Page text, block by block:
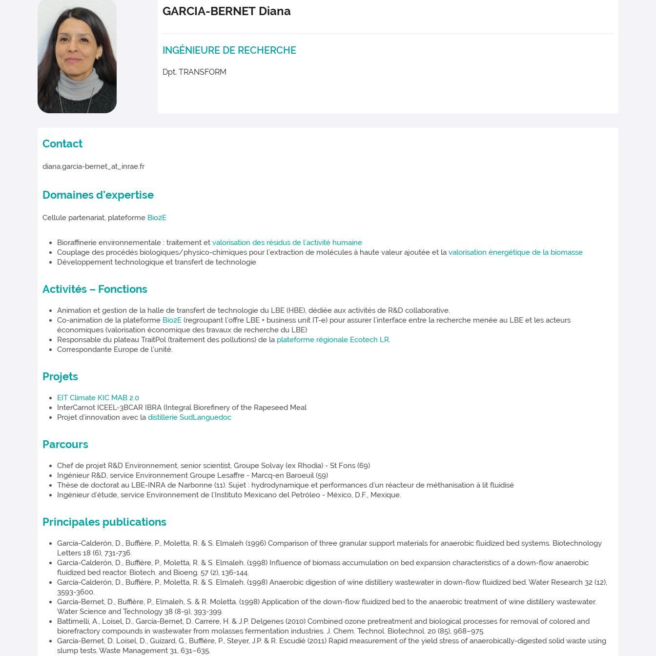
GARCIA-BERNET Diana
INGÉNIEURE DE RECHERCHE
Dpt. TRANSFORM
Contact
diana.garcia-bernet_at_inrae.fr
Domaines d’expertise
Cellule partenariat, plateforme Bio2E
Bioraffinerie environnementale : traitement et valorisation des résidus de l’activité humaine
Couplage des procédés biologiques/physico-chimiques pour l’extraction de molécules à haute valeur ajoutée et la valorisation énergétique de la biomasse
Développement technologique et transfert de technologie
Activités – Fonctions
Animation et gestion de la halle de transfert de technologie du LBE (HBE), dédiée aux activités de R&D collaborative.
Co-animation de la plateforme Bio2E (regroupant l’offre LBE + business unit IT-e) pour assurer l’interface entre la recherche menée au LBE et les acteurs
économiques (valorisation économique des travaux de recherche du LBE)
Responsable du plateau TraitPol (traitement des pollutions) de la plateforme régionale Ecotech LR.
Correspondante Europe de l’unité.
Projets
EIT Climate KIC MAB 2.0
InterCarnot ICEEL-3BCAR IBRA (Integral Biorefinery of the Rapeseed Meal
Projet d’innovation avec la distillerie SudLanguedoc
Parcours
Chef de projet R&D Environnement, senior scientist, Groupe Solvay (ex Rhodia) - St Fons (69)
Ingénieur R&D, service Environnement Groupe Lesaffre - Marcq-en Baroeuil (59)
Thèse de doctorat au LBE-INRA de Narbonne (11). Sujet : hydrodynamique et performances d’un réacteur de méthanisation à lit fluidisé
Ingénieur d’étude, service Environnement de l’Instituto Mexicano del Petróleo - México, D.F., Mexique.
Principales publications
García-Calderón, D., Buffière, P., Moletta, R. & S. Elmaleh (1996) Comparison of three granular support materials for anaerobic fluidized bed systems. Biotechnology
Letters 18 (6), 731-736.
García-Calderón, D., Buffière, P., Moletta, R. & S. Elmaleh. (1998) Influence of biomass accumulation on bed expansion characteristics of a down-flow anaerobic
fluidized bed reactor. Biotech. and Bioeng. 57 (2), 136-144.
García-Calderón, D., Buffière, P., Moletta, R. & S. Elmaleh. (1998) Anaerobic digestion of wine distillery wastewater in down-flow fluidized bed. Water Research 32 (12),
3593-3600.
García-Bernet, D., Buffière, P., Elmaleh, S. & R. Moletta. (1998) Application of the down-flow fluidized bed to the anaerobic treatment of wine distillery wastewater.
Water Science and Technology 38 (8-9), 393-399.
Battimelli, A., Loisel, D., García-Bernet, D. Carrere, H. & J.P. Delgenes (2010) Combined ozone pretreatment and biological processes for removal of colored and
biorefractory compounds in wastewater from molasses fermentation industries. J. Chem. Technol. Biotechnol. 20 (85), 968–975.
García-Bernet, D. Loisel, D., Guizard, G., Buffière, P., Steyer, J.P. & R. Escudié (2011) Rapid measurement of the yield stress of anaerobically-digested solid waste using
slump tests. Waste Management 31, 631–635.